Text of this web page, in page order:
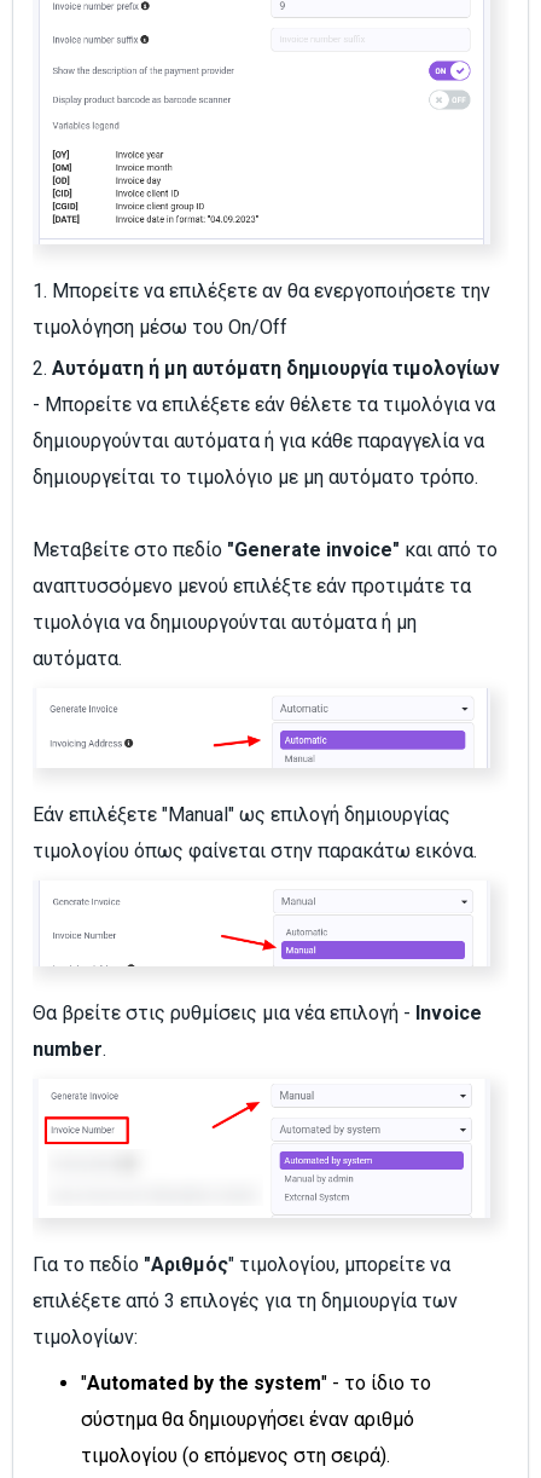
1. Μπορείτε να επιλέξετε αν θα ενεργοποιήσετε την
τιμολόγηση μέσω του On/Off
2. Αυτόματη ή μη αυτόματη δημιουργία τιμολογίων
- Μπορείτε να επιλέξετε εάν θέλετε τα τιμολόγια να
δημιουργούνται αυτόματα ή για κάθε παραγγελία να
δημιουργείται το τιμολόγιο με μη αυτόματο τρόπο.
Μεταβείτε στο πεδίο "Generate invoice" και από το
αναπτυσσόμενο μενού επιλέξτε εάν προτιμάτε τα
τιμολόγια να δημιουργούνται αυτόματα ή μη
αυτόματα.
Εάν επιλέξετε "Manual" ως επιλογή δημιουργίας
τιμολογίου όπως φαίνεται στην παρακάτω εικόνα.
Θα βρείτε στις ρυθμίσεις μια νέα επιλογή - Invoice
number.
Για το πεδίο "Αριθμός" τιμολογίου, μπορείτε να
επιλέξετε από 3 επιλογές για τη δημιουργία των
τιμολογίων:
"Automated by the system" - το ίδιο το
σύστημα θα δημιουργήσει έναν αριθμό
τιμολογίου (ο επόμενος στη σειρά).